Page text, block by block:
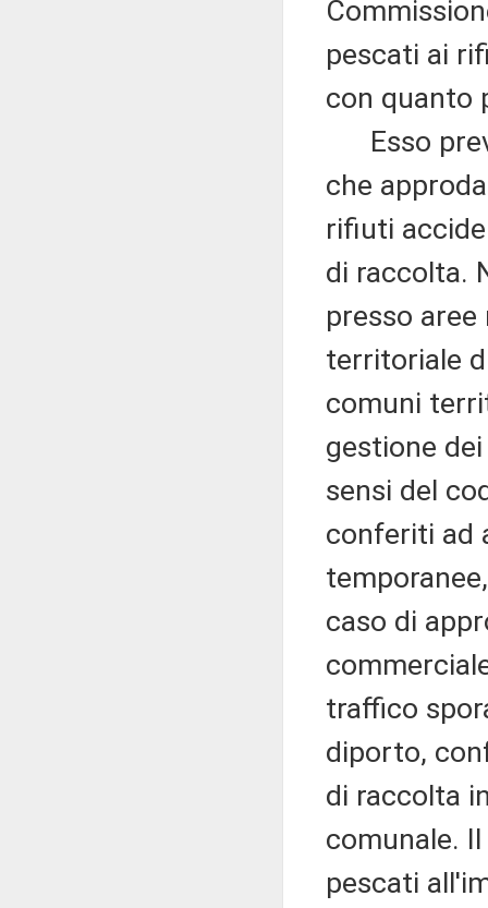
pescati ai
con quanto
Esso
che
rifiuti
di raccolta.
presso
territoriale
comuni
gestione
sensi del
conferiti ad
caso di
traffico
diporto,
di raccolta
comunale.
pescati